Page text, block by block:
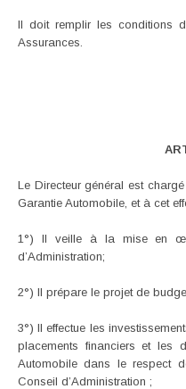
Il doit remplir les conditions
Assurances.
Le Directeur général est
Garantie Automobile, et à cet
1°) Il veille à la mise en
d’Administration;
2°) Il prépare le projet de
3°) Il effectue les
placements financiers et les
Automobile dans le respect
Conseil d’Administration ;